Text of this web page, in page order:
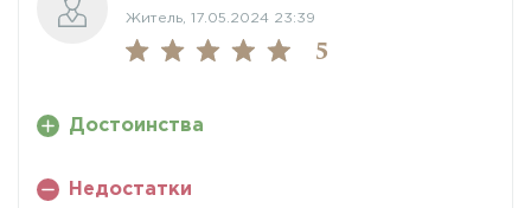
Житель, 17.05.2024 23:39
5
Достоинства
Недостатки